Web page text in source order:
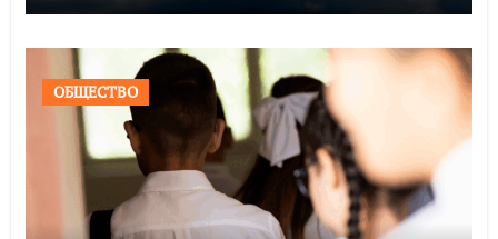
ОБЩЕСТВО